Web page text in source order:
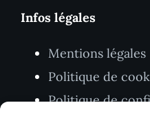
Infos légales
Mentions légales
Politique de
Politique de